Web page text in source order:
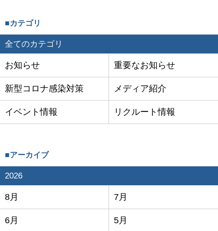
■カテゴリ
全てのカテゴリ
お知らせ 重要なお知らせ
新型コロナ感染対策 メディア紹介
イベント情報 リクルート情報
■アーカイブ
2026
8月 7月
6月 5月